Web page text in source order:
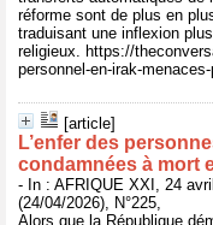
réforme sont de plus en
traduisant une inflexion
religieux. https://
personnel-en-irak-
[article]
L’enfer des
condamnées à mort
- In : AFRIQUE XXI, 24
(24/04/2026), N°225,
Alors que la République